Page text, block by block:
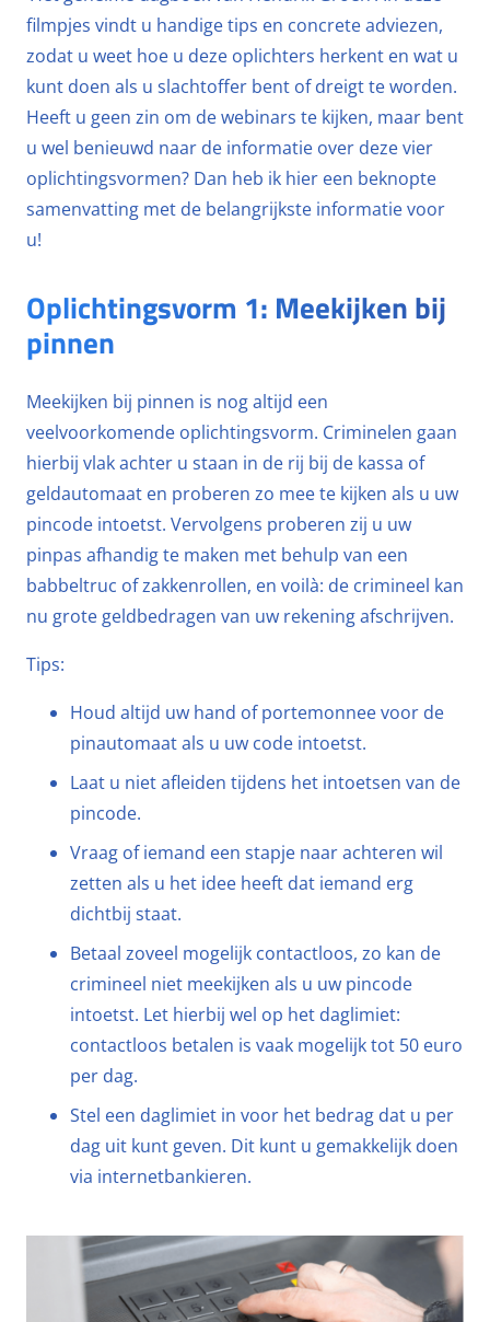
filmpjes vindt u handige tips en concrete adviezen,
zodat u weet hoe u deze oplichters herkent en wat u
kunt doen als u slachtoffer bent of dreigt te worden.
Heeft u geen zin om de webinars te kijken, maar bent
u wel benieuwd naar de informatie over deze vier
oplichtingsvormen? Dan heb ik hier een beknopte
samenvatting met de belangrijkste informatie voor
u!
Oplichtingsvorm 1: Meekijken bij
pinnen
Meekijken bij pinnen is nog altijd een
veelvoorkomende oplichtingsvorm. Criminelen gaan
hierbij vlak achter u staan in de rij bij de kassa of
geldautomaat en proberen zo mee te kijken als u uw
pincode intoetst. Vervolgens proberen zij u uw
pinpas afhandig te maken met behulp van een
babbeltruc of zakkenrollen, en voilà: de crimineel kan
nu grote geldbedragen van uw rekening afschrijven.
Tips:
Houd altijd uw hand of portemonnee voor de
pinautomaat als u uw code intoetst.
Laat u niet afleiden tijdens het intoetsen van de
pincode.
Vraag of iemand een stapje naar achteren wil
zetten als u het idee heeft dat iemand erg
dichtbij staat.
Betaal zoveel mogelijk contactloos, zo kan de
crimineel niet meekijken als u uw pincode
intoetst. Let hierbij wel op het daglimiet:
contactloos betalen is vaak mogelijk tot 50 euro
per dag.
Stel een daglimiet in voor het bedrag dat u per
dag uit kunt geven. Dit kunt u gemakkelijk doen
via internetbankieren.